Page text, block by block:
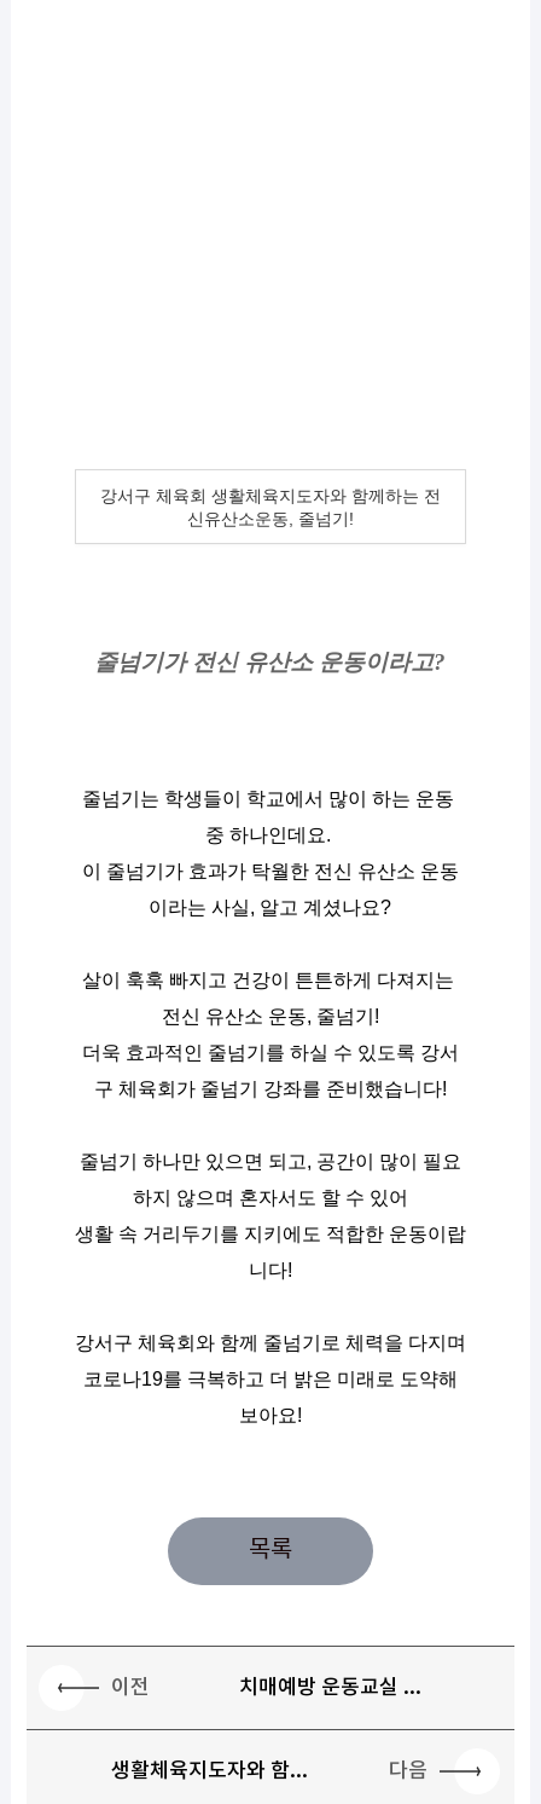
강서구 체육회 생활체육지도자와 함께하는 전
신유산소운동, 줄넘기!
줄넘기가 전신 유산소 운동이라고?
줄넘기는 학생들이 학교에서 많이 하는 운동
중 하나인데요.
이 줄넘기가 효과가 탁월한 전신 유산소 운동
이라는 사실, 알고 계셨나요?
살이 훅훅 빠지고 건강이 튼튼하게 다져지는
전신 유산소 운동, 줄넘기!
더욱 효과적인 줄넘기를 하실 수 있도록 강서
구 체육회가 줄넘기 강좌를 준비했습니다!
줄넘기 하나만 있으면 되고, 공간이 많이 필요
하지 않으며 혼자서도 할 수 있어
생활 속 거리두기를 지키에도 적합한 운동이랍
니다!
강서구 체육회와 함께 줄넘기로 체력을 다지며
코로나19를 극복하고 더 밝은 미래로 도약해
보아요!
목록
이전 치매예방 운동교실 ...
생활체육지도자와 함... 다음